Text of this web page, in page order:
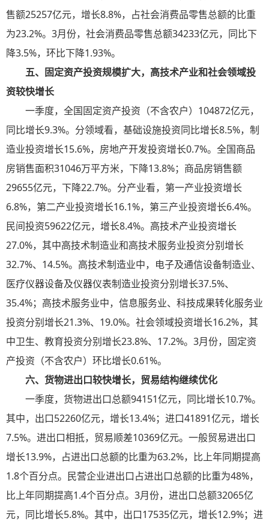
售额25257亿元，增长8.8%，占社会消费品零售总额的比重
为23.2%。3月份，社会消费品零售总额34233亿元，同比下
降3.5%，环比下降1.93%。
五、固定资产投资规模扩大，高技术产业和社会领域投
资较快增长
一季度，全国固定资产投资（不含农户）104872亿元，
同比增长9.3%。分领域看，基础设施投资同比增长8.5%，制
造业投资增长15.6%，房地产开发投资增长0.7%。全国商品
房销售面积31046万平方米，下降13.8%；商品房销售额
29655亿元，下降22.7%。分产业看，第一产业投资增长
6.8%，第二产业投资增长16.1%，第三产业投资增长6.4%。
民间投资59622亿元，增长8.4%。高技术产业投资增长
27.0%，其中高技术制造业和高技术服务业投资分别增长
32.7%、14.5%。高技术制造业中，电子及通信设备制造业、
医疗仪器设备及仪器仪表制造业投资分别增长37.5%、
35.4%；高技术服务业中，信息服务业、科技成果转化服务业
投资分别增长21.3%、19.0%。社会领域投资增长16.2%，其
中卫生、教育投资分别增长23.8%、17.2%。3月份，固定资
产投资（不含农户）环比增长0.61%。
六、货物进出口较快增长，贸易结构继续优化
一季度，货物进出口总额94151亿元，同比增长10.7%。
其中，出口52260亿元，增长13.4%；进口41891亿元，增长
7.5%。进出口相抵，贸易顺差10369亿元。一般贸易进出口
增长13.9%，占进出口总额的比重为63.2%，比上年同期提高
1.8个百分点。民营企业进出口占进出口总额的比重为48%，
比上年同期提高1.4个百分点。3月份，进出口总额32065亿
元，同比增长5.8%。其中，出口17535亿元，增长12.9%；进